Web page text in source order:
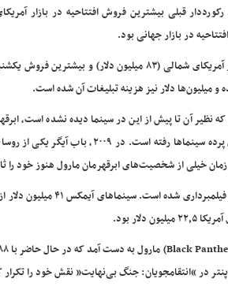
دلار)، دیگر فیلم دیزنی، رکورددار قبلی بیشترین فروش افتتاحیه در
نظیر آن تا پیش از این در سینما دیده نشده است،
کنار هم قرار داده و همزمان با دهمین سال فعالیت شرکت مارول
زمان خیلی از شخصیت‌های ابرقهرمان مارول هنوز خود را
“انتقامجویان: جنگ بی‌نهایت” اولین فیلمی است که
بود.
در “انتقامجویان: جنگ بی‌نهایت” نقش خود را